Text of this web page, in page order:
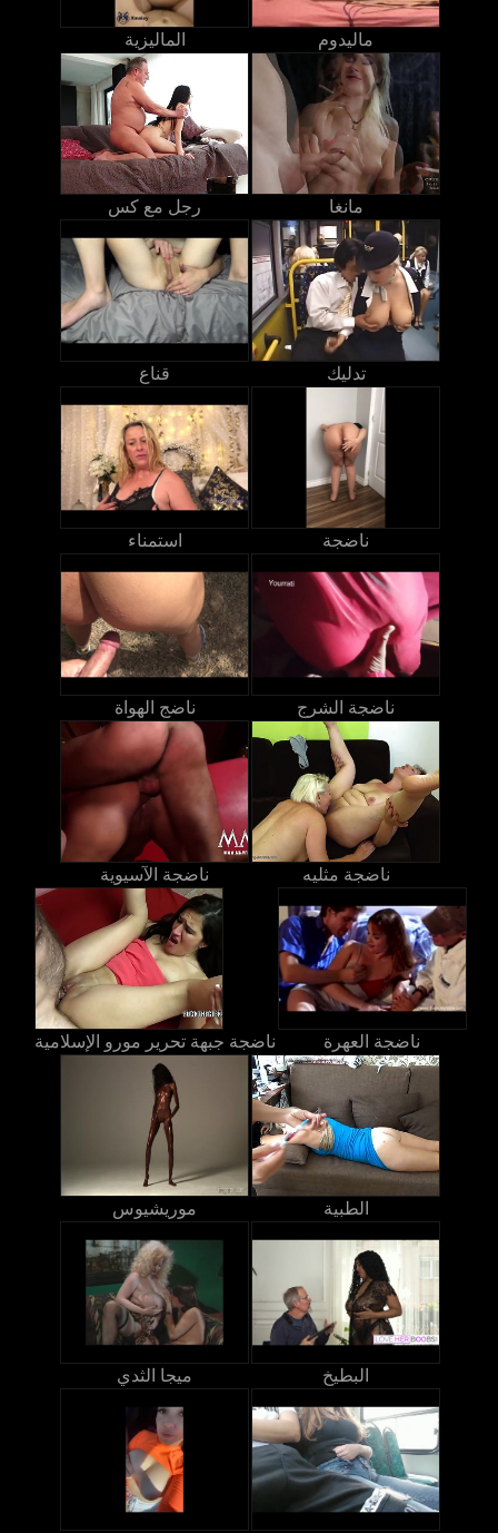
الماليزية ماليدوم
رجل مع كس مانغا
قناع تدليك
استمناء ناضجة
ناضج الهواة ناضجة الشرج
ناضجة الآسيوية ناضجة مثليه
ناضجة جبهة تحرير مورو الإسلامية ناضجة العهرة
موريشيوس الطبية
ميجا الثدي البطيخ